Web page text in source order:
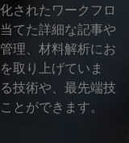
されたワークフロ
てた詳細な記事や
理、材料解析にお
取り上げていま
技術や、最先端技
とができます。